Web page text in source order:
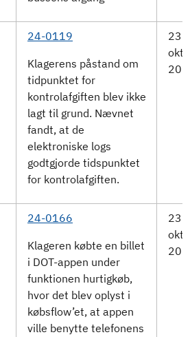
24-0119
Klagerens påstand om
tidpunktet for
kontrolafgiften blev ikke
lagt til grund. Nævnet
fandt, at de
elektroniske logs
godtgjorde tidspunktet
for kontrolafgiften.
23.
24-0166
Klageren købte en billet
i DOT-appen under
funktionen hurtigkøb,
hvor det blev oplyst i
købsflow’et, at appen
ville benytte telefonens
23.